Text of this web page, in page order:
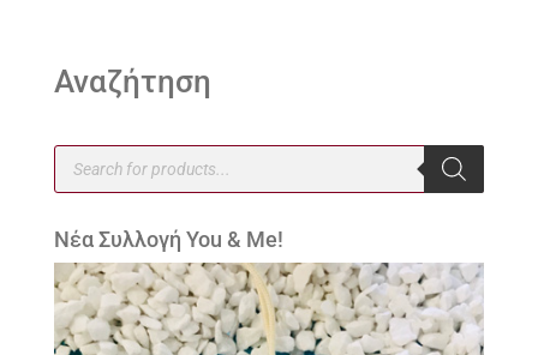
Αναζήτηση
Products
search
Νέα Συλλογή You & Me!